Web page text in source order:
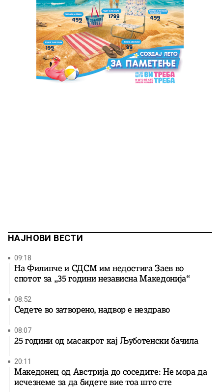
НАЈНОВИ ВЕСТИ
09:18
На Филипче и СДСМ им недостига Заев во
спотот за „35 години независна Македонија“
08:52
Седете во затворено, надвор е нездраво
08:07
25 години од масакрот кај Љуботенски бачила
20:11
Македонец од Австрија до соседите: Не мора да
исчезнеме за да бидете вие ​​тоа што сте